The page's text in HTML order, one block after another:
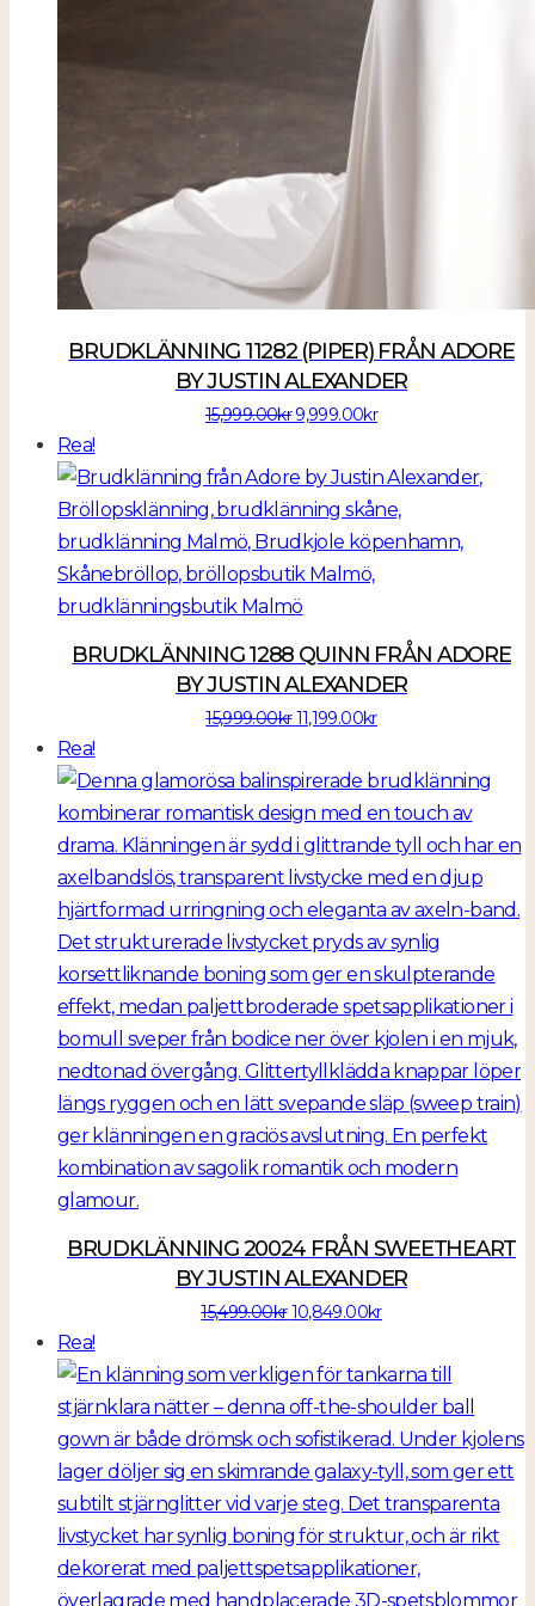
BRUDKLÄNNING 11282 (PIPER) FRÅN ADORE
BY JUSTIN ALEXANDER
15,999.00kr Det
priset
var:
15,999.00kr.
9,999.00krDet
priset
9,999.00kr.
Rea!
BRUDKLÄNNING 1288 QUINN FRÅN ADORE
BY JUSTIN ALEXANDER
15,999.00kr Det
priset
15,999.00kr.
11,199.00krDet
priset
11,199.00kr.
Rea!
BRUDKLÄNNING 20024 FRÅN SWEETHEART
BY JUSTIN ALEXANDER
15,499.00kr Det
priset
var:
15,499.00kr.
10,849.00krDet
priset
10,849.00kr.
Rea!